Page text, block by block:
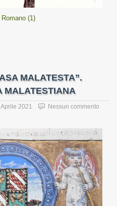
(1)
MALATESTA”.
MALATESTIANA
2021 Nessun commento